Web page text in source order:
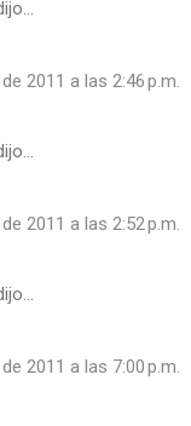
2011 a las 2:46 p.m.
2011 a las 2:52 p.m.
2011 a las 7:00 p.m.